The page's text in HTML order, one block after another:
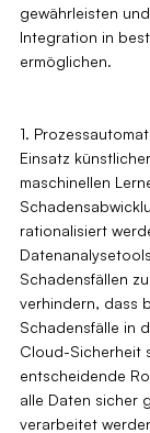
gewährleisten
Integration in
ermöglichen.
1.
Einsatz
maschinellen
rationalisiert
Schadensfällen
verhindern, dass
Schadensfälle in
Cloud-Sicherheit
entscheidende
alle Daten sicher
verarbeitet